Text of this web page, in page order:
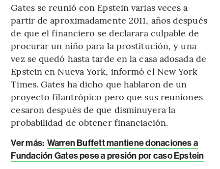
Gates se reunió con Epstein varias veces a
partir de aproximadamente 2011, años después
de que el financiero se declarara culpable de
procurar un niño para la prostitución, y una
vez se quedó hasta tarde en la casa adosada de
Epstein en Nueva York, informó el New York
Times. Gates ha dicho que hablaron de un
proyecto filantrópico pero que sus reuniones
cesaron después de que disminuyera la
probabilidad de obtener financiación.
Ver más: Warren Buffett mantiene donaciones a
Fundación Gates pese a presión por caso Epstein